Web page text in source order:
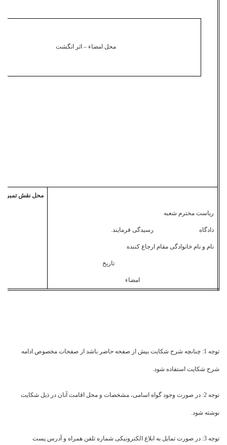
محل امضاء – اثر انگشت
ریاست محترم شعبه
دادگاه رسیدگی فرمایند.
نام و نام خانوادگی مقام ارجاع کننده
تاریخ
امضاء
محل نقش تمبر
توجه 1: چنانچه شرح شکایت بیش از صفحه حاضر باشد از صفحات مخصوص ادامه
شرح شکایت استفاده شود.
توجه 2: در صورت وجود گواه اسامی، مشخصات و محل اقامت آنان در ذیل شکایت
نوشته شود.
توجه 3: در صورت تمایل به ابلاغ الکترونیکی شماره تلفن همراه و آدرس پست